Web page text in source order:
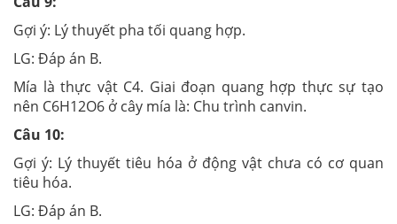
Gợi ý: Lý thuyết pha tối quang hợp.
LG: Đáp án B.
Mía là thực vật C4. Giai đoạn quang hợp thực sự tạo
nên C6H12O6 ở cây mía là: Chu trình canvin.
Câu 10:
Gợi ý: Lý thuyết tiêu hóa ở động vật chưa có cơ quan
tiêu hóa.
LG: Đáp án B.